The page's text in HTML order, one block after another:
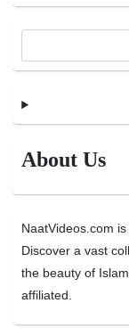
About Us
NaatVideos.com
Discover a vast
the beauty of
affiliated.